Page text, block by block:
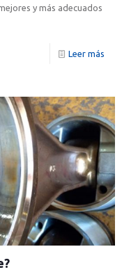
y más adecuados
Leer más